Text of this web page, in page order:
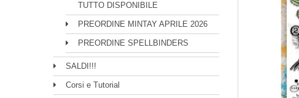
TUTTO DISPONIBILE
PREORDINE MINTAY APRILE 2026
PREORDINE SPELLBINDERS
SALDI!!!
Corsi e Tutorial